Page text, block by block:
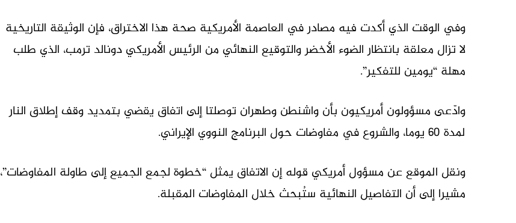
وفي الوقت الذي أكدت فيه مصادر في العاصمة الأمريكية صحة هذا الاختراق، فإن الوثيقة التاريخية
لا تزال معلقة بانتظار الضوء الأخضر والتوقيع النهائي من الرئيس الأمريكي دونالد ترمب، الذي طلب
مهلة “يومين للتفكير”.
وادّعى مسؤولون أمريكيون بأن واشنطن وطهران توصلتا إلى اتفاق يقضي بتمديد وقف إطلاق النار
لمدة 60 يوما، والشروع في مفاوضات حول البرنامج النووي الإيراني.
ونقل الموقع عن مسؤول أمريكي قوله إن الاتفاق يمثل “خطوة لجمع الجميع إلى طاولة المفاوضات”،
مشيرا إلى أن التفاصيل النهائية ستُبحث خلال المفاوضات المقبلة.